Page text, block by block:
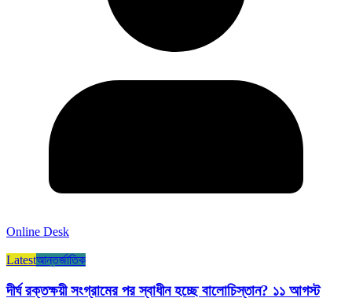
Online Desk
Latestআন্তর্জাতিক
দীর্ঘ রক্তক্ষয়ী সংগ্রামের পর স্বাধীন হচ্ছে বালোচিস্তান? ১১ আগস্ট